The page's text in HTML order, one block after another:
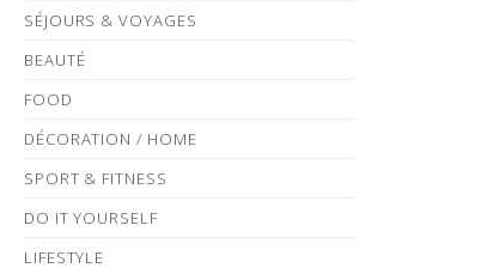
SÉJOURS & VOYAGES
BEAUTÉ
FOOD
DÉCORATION / HOME
SPORT & FITNESS
DO IT YOURSELF
LIFESTYLE